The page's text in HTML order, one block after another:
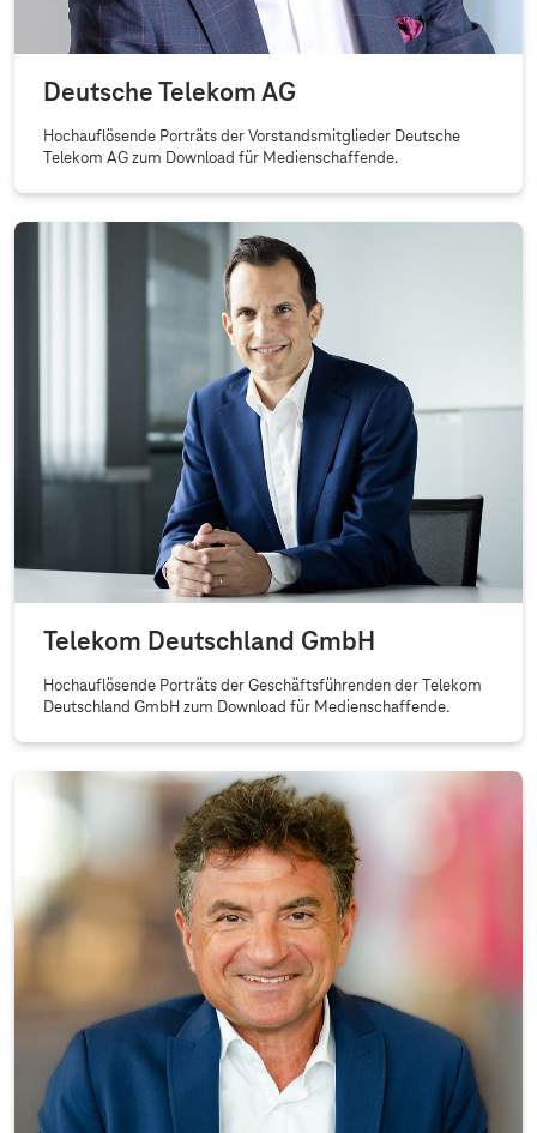
Deutsche Telekom AG
Hochauflösende Porträts der Vorstandsmitglieder Deutsche
Telekom AG zum Download für Medienschaffende.
Telekom Deutschland GmbH
Hochauflösende Porträts der Geschäftsführenden der Telekom
Deutschland GmbH zum Download für Medienschaffende.